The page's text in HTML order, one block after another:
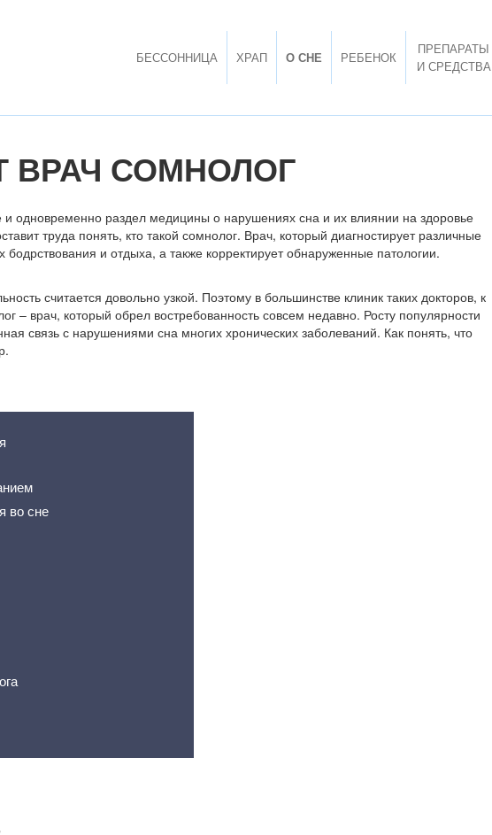
БЕССОННИЦА ХРАП О СНЕ РЕБЕНОК
ПРЕПАРАТЫ
И СРЕДСТВА
ВРАЧ СОМНОЛОГ
и одновременно раздел медицины о нарушениях сна и их влиянии на здоровье
труда понять, кто такой сомнолог. Врач, который диагностирует различные
и отдыха, а также корректирует обнаруженные патологии.
считается довольно узкой. Поэтому в большинстве клиник таких докторов, к
– врач, который обрел востребованность совсем недавно. Росту популярности
связь с нарушениями сна многих хронических заболеваний. Как понять, что
во сне